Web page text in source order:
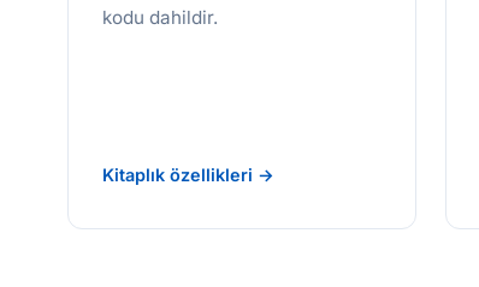
kodu dahildir.
Kitaplık özellikleri →